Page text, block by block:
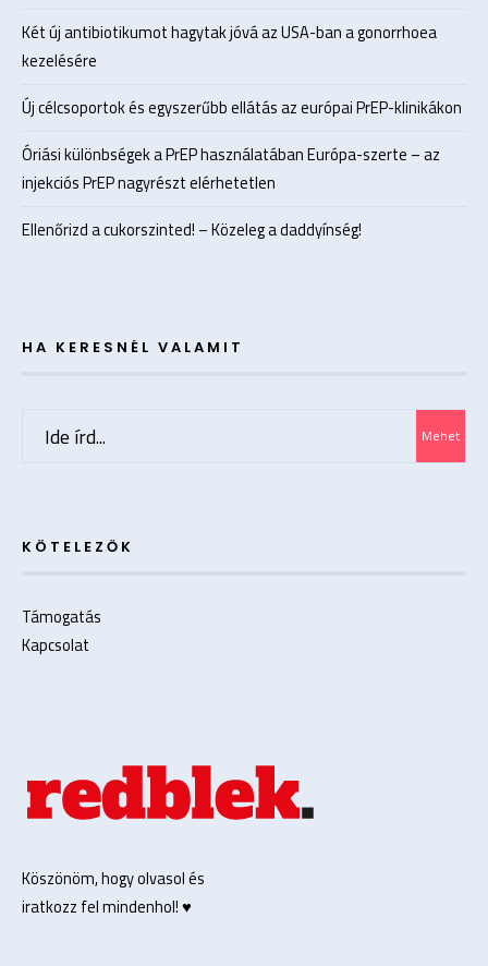
Két új antibiotikumot hagytak jóvá az USA-ban a gonorrhoea
kezelésére
Új célcsoportok és egyszerűbb ellátás az európai PrEP-klinikákon
Óriási különbségek a PrEP használatában Európa-szerte – az
injekciós PrEP nagyrészt elérhetetlen
Ellenőrizd a cukorszinted! – Közeleg a daddyínség!
HA KERESNÉL VALAMIT
Mehet
KÖTELEZŐK
Támogatás
Kapcsolat
Köszönöm, hogy olvasol és
iratkozz fel mindenhol! ♥️